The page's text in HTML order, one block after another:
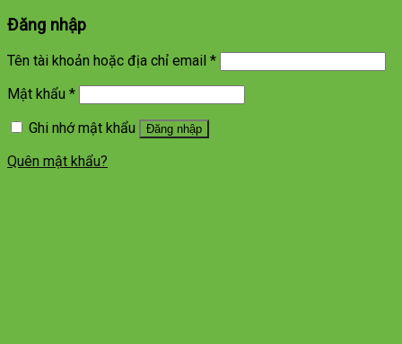
Đăng nhập
Tên tài khoản hoặc địa chỉ email *
Mật khẩu *
Ghi nhớ mật khẩu
Đăng nhập
Quên mật khẩu?